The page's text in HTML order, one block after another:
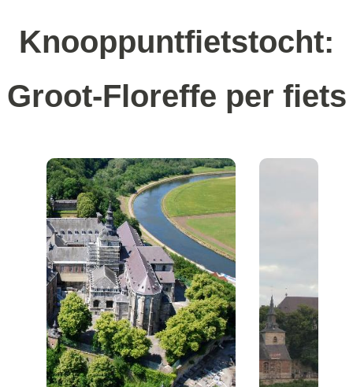
Knooppuntfietstocht:
Groot-Floreffe per fiets